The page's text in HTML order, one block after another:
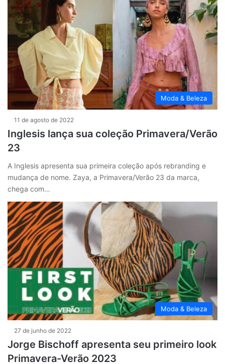
Moda & Beleza
11 de agosto de 2022
Inglesis lança sua coleção Primavera/Verão
23
A Inglesis apresenta sua primeira coleção após rebranding e
mudança de nome. Zaya, a Primavera/Verão 23 da marca,
chega com…
Moda & Beleza
27 de junho de 2022
Jorge Bischoff apresenta seu primeiro look
Primavera-Verão 2023